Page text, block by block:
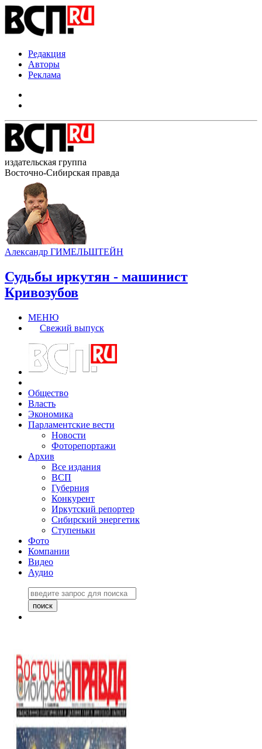
Редакция
Авторы
Реклама
издательская группа
Восточно-Сибирская правда
Александр ГИМЕЛЬШТЕЙН
Судьбы иркутян - машинист
Кривозубов
МЕНЮ
Свежий выпуск
Общество
Власть
Экономика
Парламентские вести
Новости
Фоторепортажи
Архив
Все издания
ВСП
Губерния
Конкурент
Иркутский репортер
Сибирский энергетик
Ступеньки
Фото
Компании
Видео
Аудио